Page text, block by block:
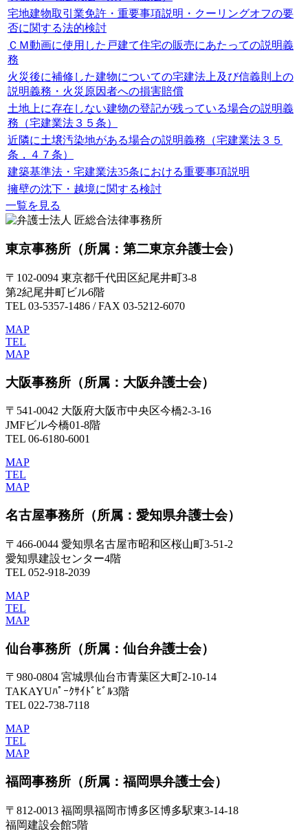
宅地建物取引業免許・重要事項説明・クーリングオフの要
否に関する法的検討
ＣＭ動画に使用した戸建て住宅の販売にあたっての説明義
務
火災後に補修した建物についての宅建法上及び信義則上の
説明義務・火災原因者への損害賠償
土地上に存在しない建物の登記が残っている場合の説明義
務（宅建業法３５条）
近隣に土壌汚染地がある場合の説明義務（宅建業法３５
条，４７条）
建築基準法・宅建業法35条における重要事項説明
擁壁の沈下・越境に関する検討
一覧を見る
東京事務所 （所属：第二東京弁護士会）
〒102-0094 東京都千代田区紀尾井町3-8
第2紀尾井町ビル6階
TEL 03-5357-1486 / FAX 03-5212-6070
MAP
TEL
MAP
大阪事務所 （所属：大阪弁護士会）
〒541-0042 大阪府大阪市中央区今橋2-3-16
JMFビル今橋01-8階
TEL 06-6180-6001
MAP
TEL
MAP
名古屋事務所 （所属：愛知県弁護士会）
〒466-0044 愛知県名古屋市昭和区桜山町3-51-2
愛知県建設センター4階
TEL 052-918-2039
MAP
TEL
MAP
仙台事務所 （所属：仙台弁護士会）
〒980-0804 宮城県仙台市青葉区大町2-10-14
TAKAYUﾊﾟｰｸｻｲﾄﾞﾋﾞﾙ3階
TEL 022-738-7118
MAP
TEL
MAP
福岡事務所 （所属：福岡県弁護士会）
〒812-0013 福岡県福岡市博多区博多駅東3-14-18
福岡建設会館5階